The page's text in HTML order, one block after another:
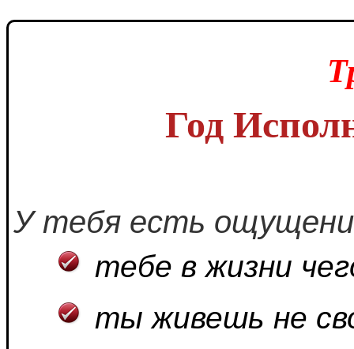
Год
У тебя есть
тебе в жизни
ты живешь не